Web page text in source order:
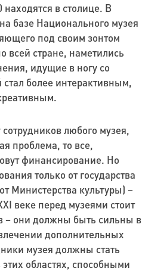
находятся в столице. В
базе Национального музея
под своим зонтом
всей стране, наметились
идущие в ногу со
более интерактивным,
сотрудников любого музея,
проблема, то все,
финансирование. Но
только от государства
Министерства культуры) –
веке перед музеями стоит
– они должны быть сильны в
дополнительных
музея должны стать
областях, способными